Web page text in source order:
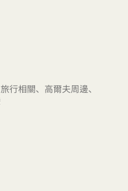
行相關、高爾夫周邊、